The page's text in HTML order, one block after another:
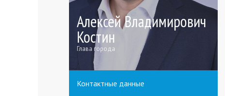
Алексей Владимирович
Костин
Глава города
Контактные данные